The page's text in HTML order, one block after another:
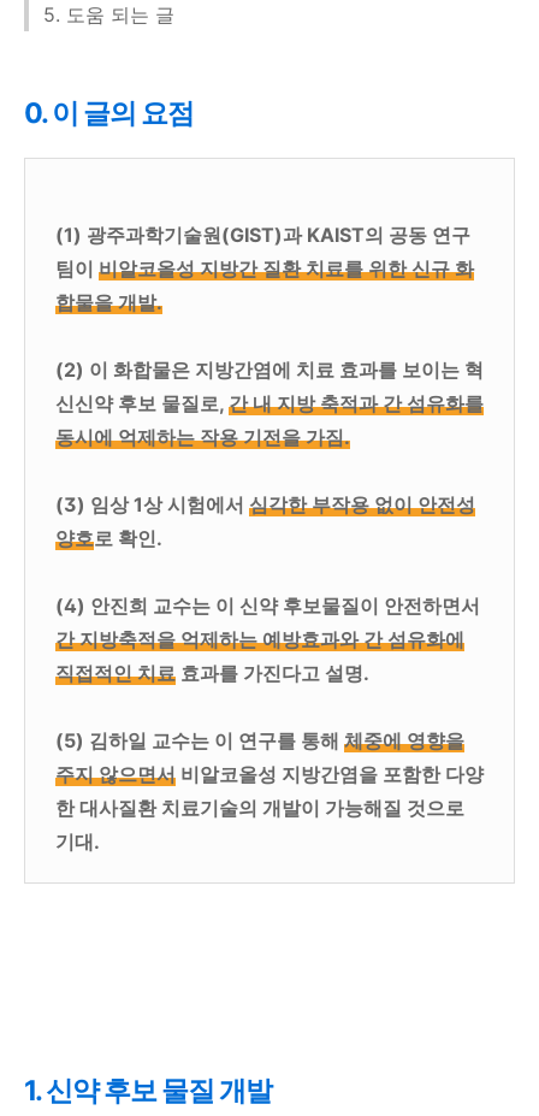
5. 도움 되는 글
0. 이 글의 요점
(1) 광주과학기술원(GIST)과 KAIST의 공동 연구
팀이 비알코올성 지방간 질환 치료를 위한 신규 화
합물을 개발.
(2) 이 화합물은 지방간염에 치료 효과를 보이는 혁
신신약 후보 물질로, 간 내 지방 축적과 간 섬유화를
동시에 억제하는 작용 기전을 가짐.
(3) 임상 1상 시험에서 심각한 부작용 없이 안전성
양호로 확인.
(4) 안진희 교수는 이 신약 후보물질이 안전하면서
간 지방축적을 억제하는 예방효과와 간 섬유화에
직접적인 치료 효과를 가진다고 설명.
(5) 김하일 교수는 이 연구를 통해 체중에 영향을
주지 않으면서 비알코올성 지방간염을 포함한 다양
한 대사질환 치료기술의 개발이 가능해질 것으로
기대.
1. 신약 후보 물질 개발